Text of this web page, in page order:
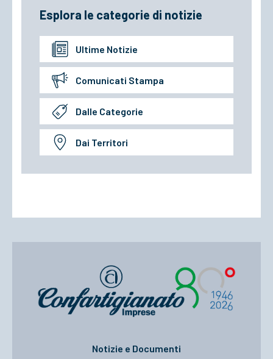
Esplora le categorie di notizie
Ultime Notizie
Comunicati Stampa
Dalle Categorie
Dai Territori
Notizie e Documenti